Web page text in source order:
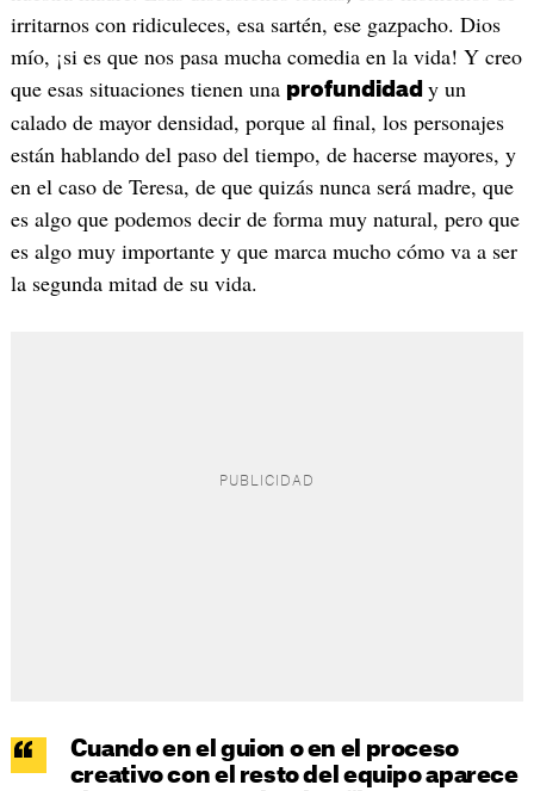
irritarnos con ridiculeces, esa sartén, ese gazpacho. Dios
mío, ¡si es que nos pasa mucha comedia en la vida! Y creo
que esas situaciones tienen una profundidad y un
calado de mayor densidad, porque al final, los personajes
están hablando del paso del tiempo, de hacerse mayores, y
en el caso de Teresa, de que quizás nunca será madre, que
es algo que podemos decir de forma muy natural, pero que
es algo muy importante y que marca mucho cómo va a ser
la segunda mitad de su vida.
Cuando en el guion o en el proceso
creativo con el resto del equipo aparece